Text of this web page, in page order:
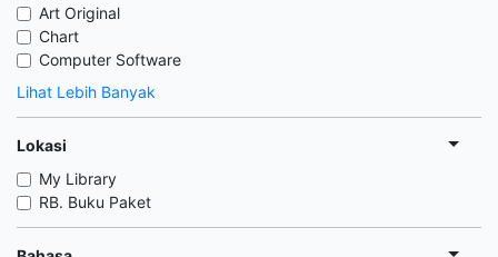
Art Original
Chart
Computer Software
Lihat Lebih Banyak
Lokasi
My Library
RB. Buku Paket